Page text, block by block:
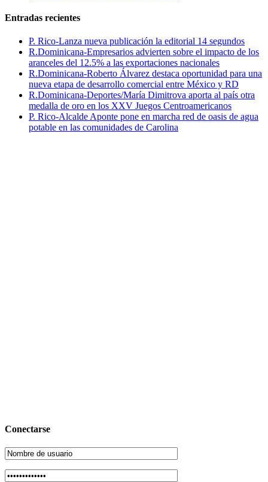
Entradas recientes
P. Rico-Lanza nueva publicación la editorial 14 segundos
R.Dominicana-Empresarios advierten sobre el impacto de los
aranceles del 12.5% a las exportaciones nacionales
R.Dominicana-Roberto Álvarez destaca oportunidad para una
nueva etapa de desarrollo comercial entre México y RD
R.Dominicana-Deportes/María Dimitrova aporta al país otra
medalla de oro en los XXV Juegos Centroamericanos
P. Rico-Alcalde Aponte pone en marcha red de oasis de agua
potable en las comunidades de Carolina
Conectarse